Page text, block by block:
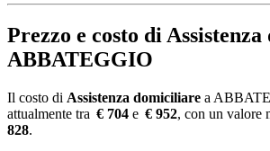
Prezzo e costo di
ABBATEGGIO
Il costo di Assistenza domiciliare a
attualmente tra € 704 e € 952, con un valore
828.